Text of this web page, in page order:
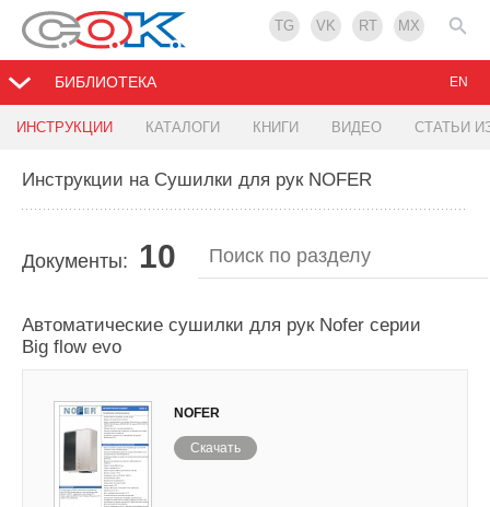
TG VK RT MX
БИБЛИОТЕКА
ИНСТРУКЦИИ КАТАЛОГИ КНИГИ ВИДЕО СТАТЬИ
EN
Инструкции на Сушилки для рук NOFER
Документы: 10
Автоматические сушилки для рук Nofer серии
Big flow evo
NOFER
Скачать